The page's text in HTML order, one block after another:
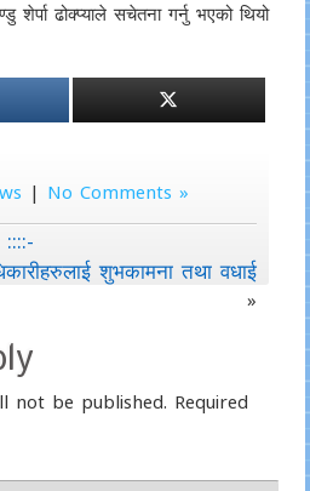
शेर्पा ढोक्प्याले सचेतना गर्नु भएको थियो
| No Comments »
::::-
शुभकामना तथा वधाई
»
not be published. Required